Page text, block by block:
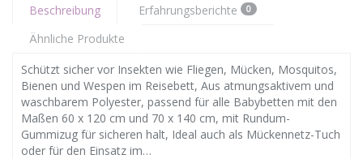
Beschreibung Erfahrungsberichte 0
Ähnliche Produkte
Schützt sicher vor Insekten wie Fliegen, Mücken, Mosquitos,
Bienen und Wespen im Reisebett, Aus atmungsaktivem und
waschbarem Polyester, passend für alle Babybetten mit den
Maßen 60 x 120 cm und 70 x 140 cm, mit Rundum-
Gummizug für sicheren halt, Ideal auch als Mückennetz-Tuch
oder für den Einsatz im…